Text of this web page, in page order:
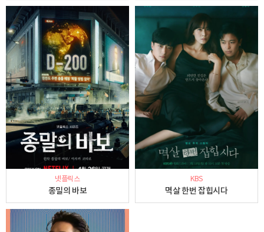
넷플릭스
종밀의 바보
KBS
멱살 한번 잡힙시다